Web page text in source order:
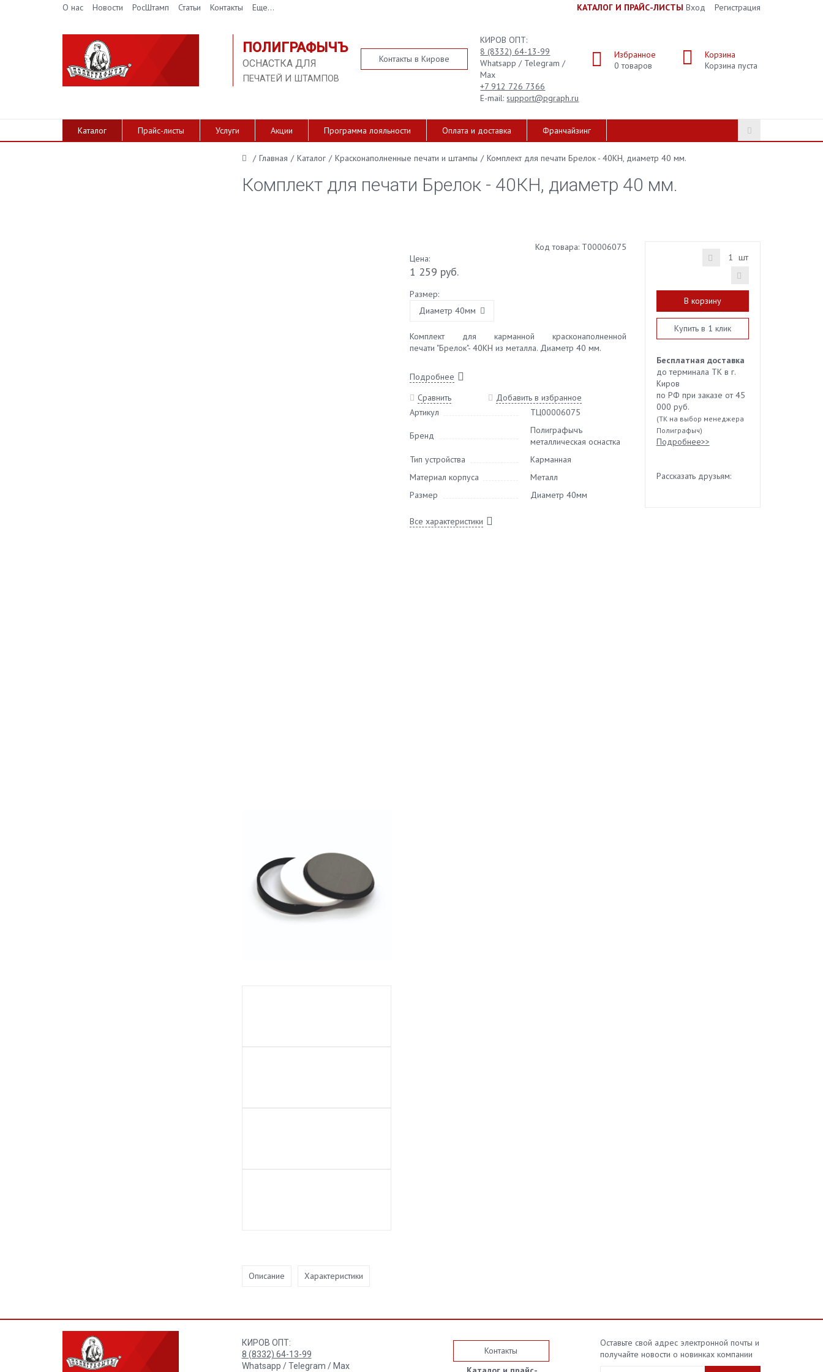
О нас Новости РосШтамп Статьи Контакты Еще... КАТАЛОГ И ПРАЙС-ЛИСТЫ Вход Регистрация
ПОЛИГРАФЫЧЪ
ОСНАСТКА ДЛЯ
ПЕЧАТЕЙ И ШТАМПОВ
Контакты в Кирове
КИРОВ ОПТ:
8 (8332) 64-13-99
Whatsapp / Telegram /
Max
+7 912 726 7366
E-mail: support@pgraph.ru
Избранное
0 товаров
Корзина
Корзина пуста
Каталог Прайс-листы Услуги Акции Программа лояльности Оплата и доставка Франчайзинг
/ Главная / Каталог / Красконаполненные печати и штампы / Комплект для печати Брелок - 40КН, диаметр 40 мм.
Комплект для печати Брелок - 40КН, диаметр 40 мм.
Код товара: Т00006075
Цена:
1 259 руб.
Размер:
Диаметр 40мм
Комплект для карманной красконаполненной
печати "Брелок"- 40КН из металла. Диаметр 40 мм.
Подробнее
Сравнить
Добавить в избранное
Артикул
ТЦ00006075
Бренд
Полиграфычъ
металлическая оснастка
Тип устройства
Карманная
Материал корпуса
Металл
Размер
Диаметр 40мм
Все характеристики
шт
В корзину
Купить в 1 клик
Бесплатная доставка
до терминала ТК в г.
Киров
по РФ при заказе от 45
000 руб.
(ТК на выбор менеджера
Полиграфыч)
Подробнее>>
Рассказать друзьям:
Описание Характеристики
КИРОВ ОПТ:
8 (8332) 64-13-99
Whatsapp / Telegram / Max
Контакты
Оставьте свой адрес электронной почты и
получайте новости о новинках компании